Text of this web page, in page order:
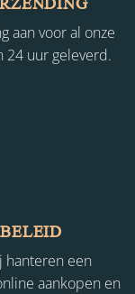
aan voor al onze
24 uur geleverd.
hanteren een
aankopen en